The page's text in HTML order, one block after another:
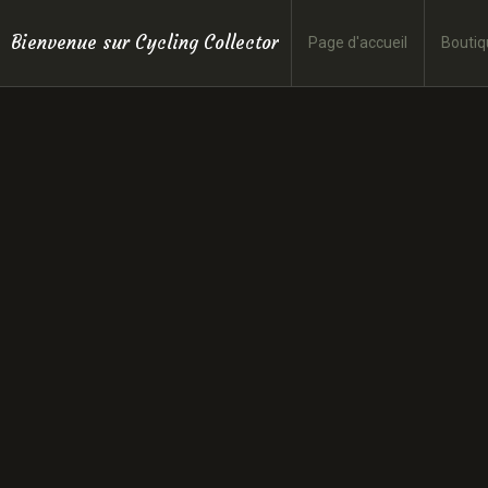
Bienvenue sur Cycling Collector Page d'accueil